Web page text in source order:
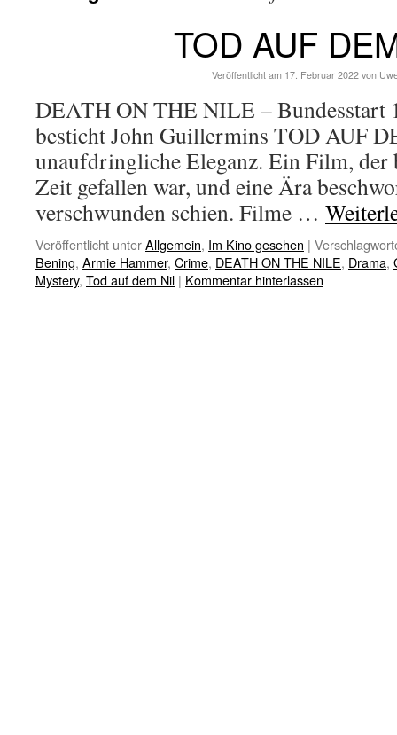
TOD AUF
Veröffentlicht am 17. Februar 2022 von
DEATH ON THE NILE – Bundesstart
besticht John Guillermins TOD AUF
unaufdringliche Eleganz. Ein Film, der
Zeit gefallen war, und eine Ära
verschwunden schien. Filme …
Veröffentlicht unterAllgemein, Im Kino gesehen |
Bening, Armie Hammer, Crime, DEATH ON THE NILE, Drama,
Mystery, Tod auf dem Nil | Kommentar hinterlassen